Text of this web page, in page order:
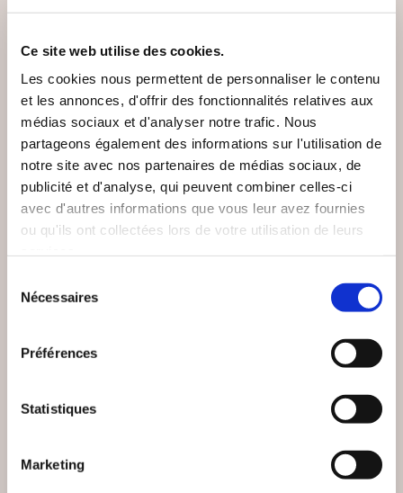
Ce site web utilise des cookies.
Les cookies nous permettent de personnaliser le contenu
et les annonces, d'offrir des fonctionnalités relatives aux
médias sociaux et d'analyser notre trafic. Nous
partageons également des informations sur l'utilisation de
notre site avec nos partenaires de médias sociaux, de
publicité et d'analyse, qui peuvent combiner celles-ci
avec d'autres informations que vous leur avez fournies
ou qu'ils ont collectées lors de votre utilisation de leurs
Nécessaires
Préférences
Statistiques
Marketing
VOUS AIMEREZ AUSSI
LES ASTÉROÏDES EN
Epanouissement personnel
(0 avis)
PERFORMANCE ET
Epanouissement personnel